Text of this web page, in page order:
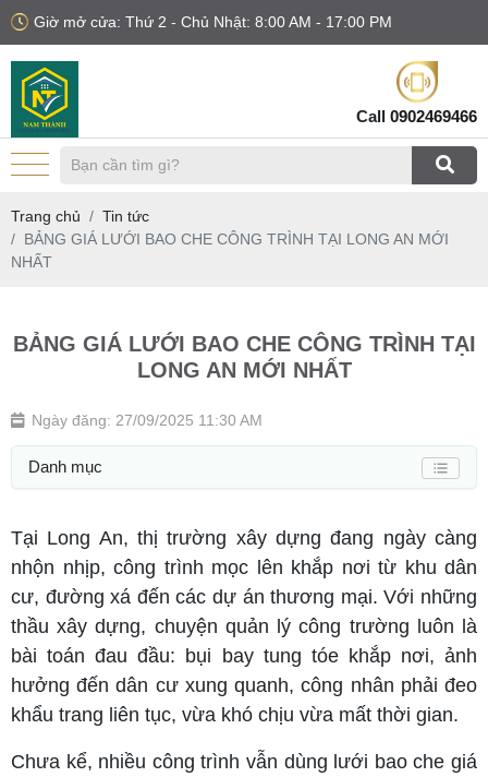
Giờ mở cửa: Thứ 2 - Chủ Nhật: 8:00 AM - 17:00 PM
Call 0902469466
Trang chủ
Tin tức
BẢNG GIÁ LƯỚI BAO CHE CÔNG TRÌNH TẠI LONG AN MỚI
NHẤT
BẢNG GIÁ LƯỚI BAO CHE CÔNG TRÌNH TẠI
LONG AN MỚI NHẤT
Ngày đăng: 27/09/2025 11:30 AM
Danh mục
Tại Long An, thị trường xây dựng đang ngày càng
nhộn nhịp, công trình mọc lên khắp nơi từ khu dân
cư, đường xá đến các dự án thương mại. Với những
thầu xây dựng, chuyện quản lý công trường luôn là
bài toán đau đầu: bụi bay tung tóe khắp nơi, ảnh
hưởng đến dân cư xung quanh, công nhân phải đeo
khẩu trang liên tục, vừa khó chịu vừa mất thời gian.
Chưa kể, nhiều công trình vẫn dùng lưới bao che giá